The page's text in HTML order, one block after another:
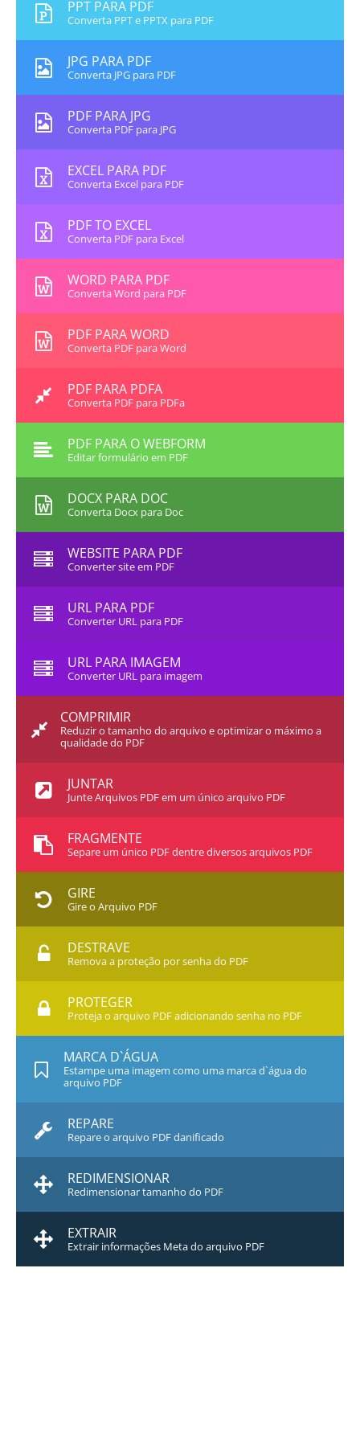
PPT PARA PDF
Converta PPT e PPTX para PDF
JPG PARA PDF
Converta JPG para PDF
PDF PARA JPG
Converta PDF para JPG
EXCEL PARA PDF
Converta Excel para PDF
PDF TO EXCEL
Converta PDF para Excel
WORD PARA PDF
Converta Word para PDF
PDF PARA WORD
Converta PDF para Word
PDF PARA PDFA
Converta PDF para PDFa
PDF PARA O WEBFORM
Editar formulário em PDF
DOCX PARA DOC
Converta Docx para Doc
WEBSITE PARA PDF
Converter site em PDF
URL PARA PDF
Converter URL para PDF
URL PARA IMAGEM
Converter URL para imagem
COMPRIMIR
Reduzir o tamanho do arquivo e optimizar o máximo a
qualidade do PDF
JUNTAR
Junte Arquivos PDF em um único arquivo PDF
FRAGMENTE
Separe um único PDF dentre diversos arquivos PDF
GIRE
Gire o Arquivo PDF
DESTRAVE
Remova a proteção por senha do PDF
PROTEGER
Proteja o arquivo PDF adicionando senha no PDF
MARCA D`ÁGUA
Estampe uma imagem como uma marca d`água do
arquivo PDF
REPARE
Repare o arquivo PDF danificado
REDIMENSIONAR
Redimensionar tamanho do PDF
EXTRAIR
Extrair informações Meta do arquivo PDF